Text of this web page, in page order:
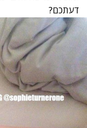
דעתכם?